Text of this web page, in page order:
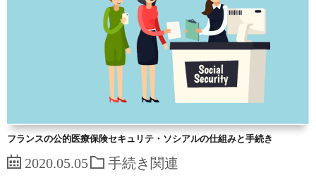
フランスの公的医療保険セキュリテ・ソシアルの仕組みと手続き
2020.05.05 手続き関連